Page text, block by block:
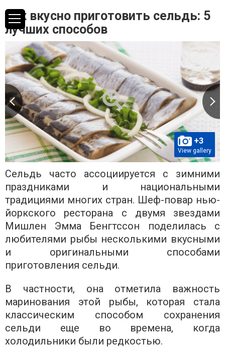
Как вкусно приготовить сельдь: 5
лучших способов
+3
View gallery
Сельдь часто ассоциируется с зимними
праздниками и национальными
традициями многих стран. Шеф-повар нью-
йоркского ресторана с двумя звездами
Мишлен Эмма Бенгтссон поделилась с
любителями рыбы несколькими вкусными
и оригинальными способами
приготовления сельди.
В частности, она отметила важность
маринования этой рыбы, которая стала
классическим способом сохранения
сельди еще во времена, когда
холодильники были редкостью.